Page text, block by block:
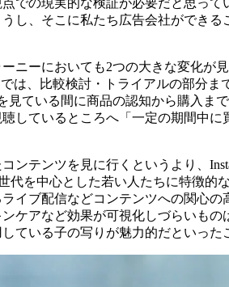
での現実的な検証が必要だと思っ
し、そこに私たち広告会社ができる
ニーにおいても2つの大きな変化が
は、比較検討・トライアルの部分
見ている間に商品の認知から購入ま
しているところへ「一定の期間中
ンテンツを見に行くというより、
代を中心とした若い人たちに特徴的
イブ配信などコンテンツへの関心
ケアなど効果が可視化しづらいも
ている子の写りが魅力的だといっ